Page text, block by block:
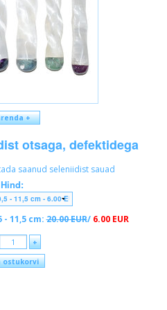
+
otsaga, defektidega
saanud seleniidist sauad
Hind:
- 11,5 cm:20.00 EUR/ 6.00 EUR
+
ostukorvi